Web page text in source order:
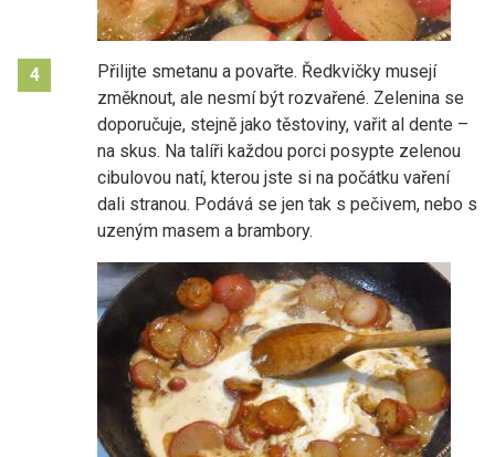
4
Přilijte smetanu a povařte. Ředkvičky musejí
změknout, ale nesmí být rozvařené. Zelenina se
doporučuje, stejně jako těstoviny, vařit al dente –
na skus. Na talíři každou porci posypte zelenou
cibulovou natí, kterou jste si na počátku vaření
dali stranou. Podává se jen tak s pečivem, nebo s
uzeným masem a brambory.